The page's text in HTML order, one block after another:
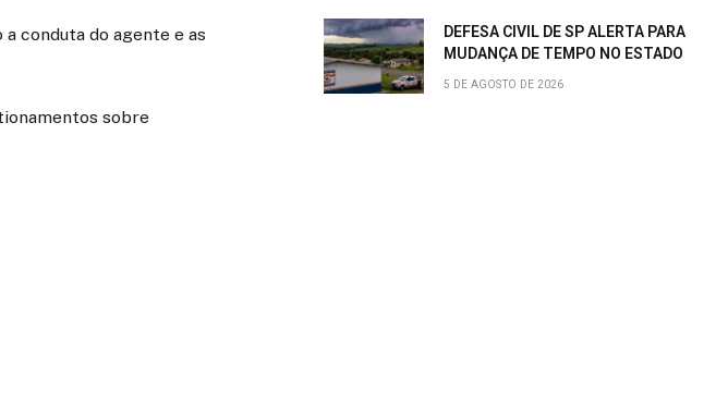
conduta do agente e as
sobre
DEFESA CIVIL DE SP ALERTA PARA
MUDANÇA DE TEMPO NO ESTADO
5 DE AGOSTO DE 2026